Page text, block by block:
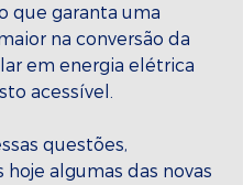
que garanta uma
na conversão da
em energia elétrica
acessível.
questões,
hoje algumas das novas